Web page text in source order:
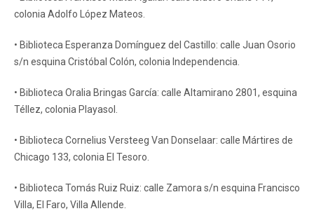
colonia Adolfo López Mateos.
• Biblioteca Esperanza Domínguez del Castillo: calle Juan Osorio
s/n esquina Cristóbal Colón, colonia Independencia.
• Biblioteca Oralia Bringas García: calle Altamirano 2801, esquina
Téllez, colonia Playasol.
• Biblioteca Cornelius Versteeg Van Donselaar: calle Mártires de
Chicago 133, colonia El Tesoro.
• Biblioteca Tomás Ruiz Ruiz: calle Zamora s/n esquina Francisco
Villa, El Faro, Villa Allende.